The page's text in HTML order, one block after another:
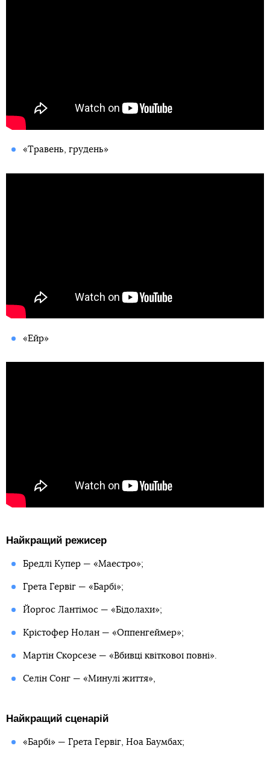
«Травень, грудень»
«Ейр»
Найкращий режисер
Бредлі Купер — «Маестро»;
Грета Гервіг — «Барбі»;
Йоргос Лантімос — «Бідолахи»;
Крістофер Нолан — «Оппенгеймер»;
Мартін Скорсезе — «Вбивці квіткової повні».
Селін Сонг — «Минулі життя»,
Найкращий сценарій
«Барбі» — Грета Гервіг, Ноа Баумбах;